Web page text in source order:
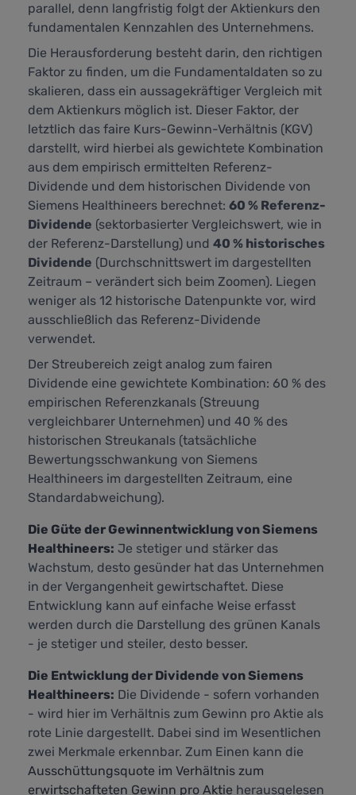
parallel, denn langfristig folgt der Aktienkurs den
fundamentalen Kennzahlen des Unternehmens.
Die Herausforderung besteht darin, den richtigen
Faktor zu finden, um die Fundamentaldaten so zu
skalieren, dass ein aussagekräftiger Vergleich mit
dem Aktienkurs möglich ist. Dieser Faktor, der
letztlich das faire Kurs-Gewinn-Verhältnis (KGV)
darstellt, wird hierbei als gewichtete Kombination
aus dem empirisch ermittelten Referenz-
Dividende und dem historischen Dividende von
Siemens Healthineers berechnet: 60 % Referenz-
Dividende (sektorbasierter Vergleichswert, wie in
der Referenz-Darstellung) und 40 % historisches
Dividende (Durchschnittswert im dargestellten
Zeitraum – verändert sich beim Zoomen). Liegen
weniger als 12 historische Datenpunkte vor, wird
ausschließlich das Referenz-Dividende
verwendet.
Der Streubereich zeigt analog zum fairen
Dividende eine gewichtete Kombination: 60 % des
empirischen Referenzkanals (Streuung
vergleichbarer Unternehmen) und 40 % des
historischen Streukanals (tatsächliche
Bewertungsschwankung von Siemens
Healthineers im dargestellten Zeitraum, eine
Standardabweichung).
Die Güte der Gewinnentwicklung von Siemens
Healthineers: Je stetiger und stärker das
Wachstum, desto gesünder hat das Unternehmen
in der Vergangenheit gewirtschaftet. Diese
Entwicklung kann auf einfache Weise erfasst
werden durch die Darstellung des grünen Kanals
- je stetiger und steiler, desto besser.
Die Entwicklung der Dividende von Siemens
Healthineers: Die Dividende - sofern vorhanden
- wird hier im Verhältnis zum Gewinn pro Aktie als
rote Linie dargestellt. Dabei sind im Wesentlichen
zwei Merkmale erkennbar. Zum Einen kann die
Ausschüttungsquote im Verhältnis zum
erwirtschafteten Gewinn pro Aktie herausgelesen